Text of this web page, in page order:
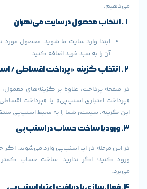
وارد سایت ما شوید، محصول مورد نظر را انتخاب
به سبد خرید اضافه کنید.
علاوه بر گزینه‌های معمول، یک گزینه با
اسنپ‌پی» یا «پرداخت اقساطی» می‌بینید.با
سیستم شما را به محیط اسنپ‌پی منتقل می‌کند.
در اپ اسنپ‌پی وارد می‌شوید. اگر حساب دارید، تنها
اگر ندارید، ساخت حساب کمتر از یک دقیقه